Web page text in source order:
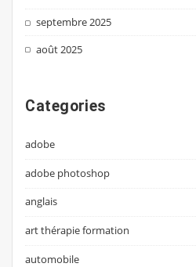
septembre 2025
août 2025
Categories
adobe
adobe photoshop
anglais
art thérapie formation
automobile